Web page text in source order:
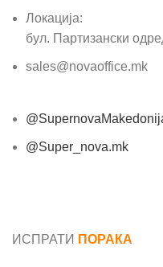
Локација:
бул. Партизански
sales@novaoffice.mk
@Super_nova.mk
ИСПРАТИ ПОРАКА